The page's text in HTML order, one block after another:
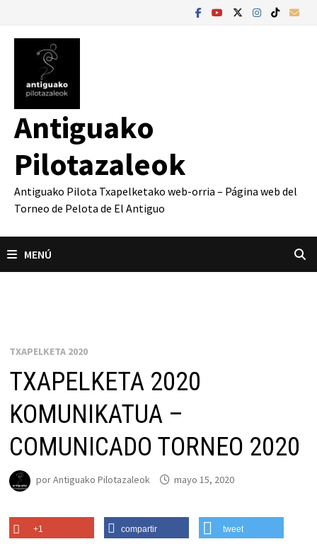
contenido
Antiguako
Pilotazaleok
Antiguako Pilota Txapelketako web-orria – Página web del
Torneo de Pelota de El Antiguo
MENÚ
TXAPELKETA 2020
TXAPELKETA 2020
KOMUNIKATUA –
COMUNICADO TORNEO 2020
porAntiguako Pilotazaleok mayo 15, 2020
+1 compartir tweet